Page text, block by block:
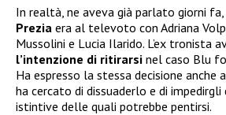
In realtà, ne aveva già parlato giorni fa,
Prezia era al televoto con Adriana
Mussolini e Lucia Ilarido. L’ex tronista
l’intenzione di ritirarsi nel caso Blu
Ha espresso la stessa decisione anche
ha cercato di dissuaderlo e di
istintive delle quali potrebbe pentirsi.